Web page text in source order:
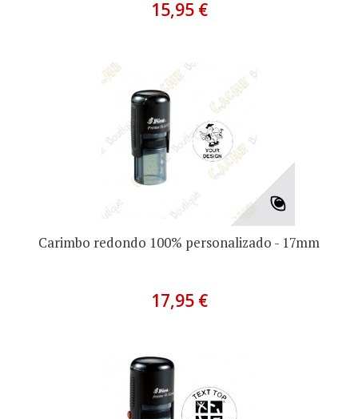
15,95 €
Carimbo redondo 100% personalizado - 17mm
17,95 €